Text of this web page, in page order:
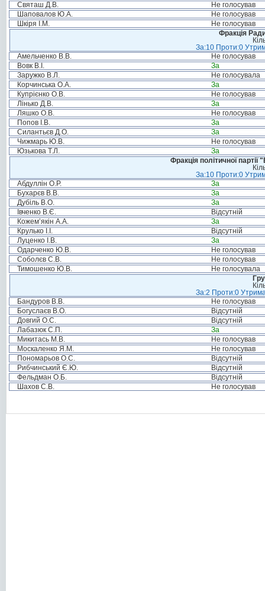
Святаш Д.В.
Не голосував
Шаповалов Ю.А.
Не голосував
Шкіря І.М.
Не голосував
Фракція
За:10 Проти:0
Амельченко В.В.
Не голосував
Вовк В.І.
За
Заружко В.Л.
Не голосувала
Корчинська О.А.
За
Купрієнко О.В.
Не голосував
Лінько Д.В.
За
Ляшко О.В.
Не голосував
Попов І.В.
За
Силантьєв Д.О.
За
Чижмарь Ю.В.
Не голосував
Юзькова Т.Л.
За
Фракція політичної
За:10 Проти:0
Абдуллін О.Р.
За
Бухарєв В.В.
За
Дубіль В.О.
За
Івченко В.Є.
Відсутній
Кожем’якін А.А.
За
Крулько І.І.
Відсутній
Луценко І.В.
За
Одарченко Ю.В.
Не голосував
Соболєв С.В.
Не голосував
Тимошенко Ю.В.
Не голосувала
За:2 Проти:0
Бандуров В.В.
Не голосував
Богуслаєв В.О.
Відсутній
Довгий О.С.
Відсутній
Лабазюк С.П.
За
Микитась М.В.
Не голосував
Москаленко Я.М.
Не голосував
Пономарьов О.С.
Відсутній
Рибчинський Є.Ю.
Відсутній
Фельдман О.Б.
Відсутній
Шахов С.В.
Не голосував